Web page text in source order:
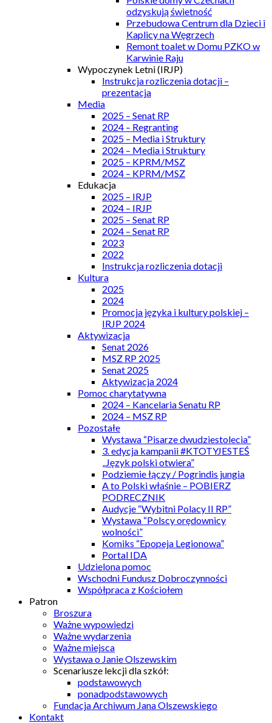
odzyskują świetność
Przebudowa Centrum dla Dzieci i
Kaplicy na Węgrzech
Remont toalet w Domu PZKO w
Karwinie Raju
Wypoczynek Letni (IRJP)
Instrukcja rozliczenia dotacji –
prezentacja
Media
2025 – Senat RP
2024 – Regranting
2025 – Media i Struktury
2024 – Media i Struktury
2025 – KPRM/MSZ
2024 – KPRM/MSZ
Edukacja
2025 – IRJP
2024 – IRJP
2025 – Senat RP
2024 – Senat RP
2023
2022
Instrukcja rozliczenia dotacji
Kultura
2025
2024
Promocja języka i kultury polskiej –
IRJP 2024
Aktywizacja
Senat 2026
MSZ RP 2025
Senat 2025
Aktywizacja 2024
Pomoc charytatywna
2024 – Kancelaria Senatu RP
2024 – MSZ RP
Pozostałe
Wystawa “Pisarze dwudziestolecia”
3. edycja kampanii #KTOTYJESTEŚ
„Język polski otwiera”
Podziemie łączy / Pogrindis jungia
A to Polski właśnie – POBIERZ
PODRECZNIK
Audycje “Wybitni Polacy II RP”
Wystawa “Polscy orędownicy
wolności”
Komiks “Epopeja Legionowa”
Portal IDA
Udzielona pomoc
Wschodni Fundusz Dobroczynności
Współpraca z Kościołem
Patron
Broszura
Ważne wypowiedzi
Ważne wydarzenia
Ważne miejsca
Wystawa o Janie Olszewskim
Scenariusze lekcji dla szkół:
podstawowych
ponadpodstawowych
Fundacja Archiwum Jana Olszewskiego
Kontakt